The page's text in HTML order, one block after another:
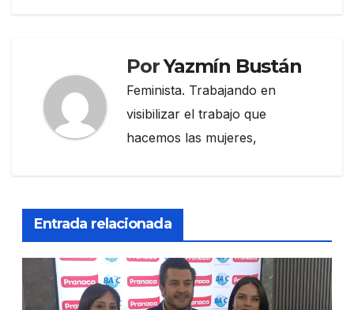
PorYazmín Bustán
Feminista. Trabajando en
visibilizar el trabajo que
hacemos las mujeres,
Entrada relacionada